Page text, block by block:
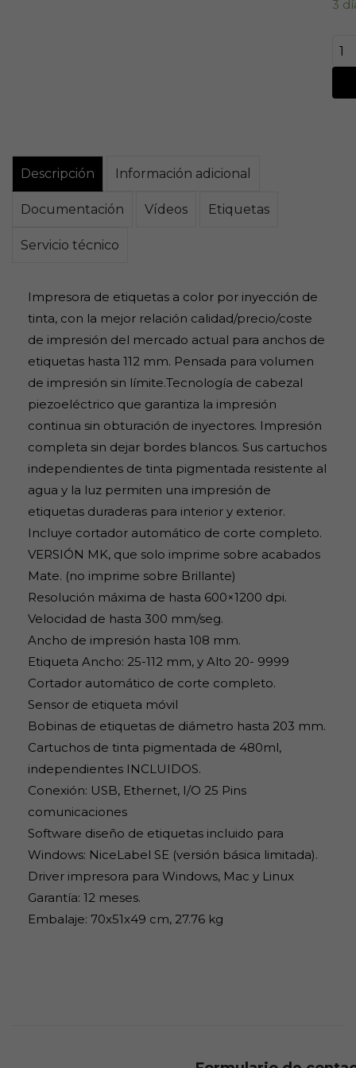
3
Descripción Información adicional
Documentación Vídeos Etiquetas
Servicio técnico
Impresora de etiquetas a color por inyección de
tinta, con la mejor relación calidad/precio/coste
de impresión del mercado actual para anchos de
etiquetas hasta 112 mm. Pensada para volumen
de impresión sin límite.Tecnología de cabezal
piezoeléctrico que garantiza la impresión
continua sin obturación de inyectores. Impresión
completa sin dejar bordes blancos. Sus cartuchos
independientes de tinta pigmentada resistente al
agua y la luz permiten una impresión de
etiquetas duraderas para interior y exterior.
Incluye cortador automático de corte completo.
VERSIÓN MK, que solo imprime sobre acabados
Mate. (no imprime sobre Brillante)
Resolución máxima de hasta 600×1200 dpi.
Velocidad de hasta 300 mm/seg.
Ancho de impresión hasta 108 mm.
Etiqueta Ancho: 25-112 mm, y Alto 20- 9999
Cortador automático de corte completo.
Sensor de etiqueta móvil
Bobinas de etiquetas de diámetro hasta 203 mm.
Cartuchos de tinta pigmentada de 480ml,
independientes INCLUIDOS.
Conexión: USB, Ethernet, I/O 25 Pins
comunicaciones
Software diseño de etiquetas incluido para
Windows: NiceLabel SE (versión básica limitada).
Driver impresora para Windows, Mac y Linux
Garantía: 12 meses.
Embalaje: 70x51x49 cm, 27.76 kg